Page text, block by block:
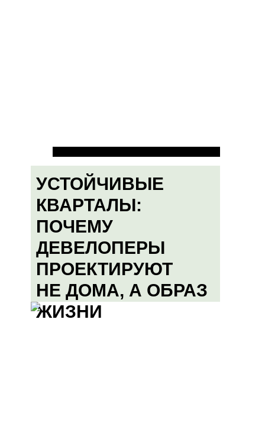
УСТОЙЧИВЫЕ
КВАРТАЛЫ:
ПОЧЕМУ
ДЕВЕЛОПЕРЫ
ПРОЕКТИРУЮТ
НЕ ДОМА, А ОБРАЗ
ЖИЗНИ